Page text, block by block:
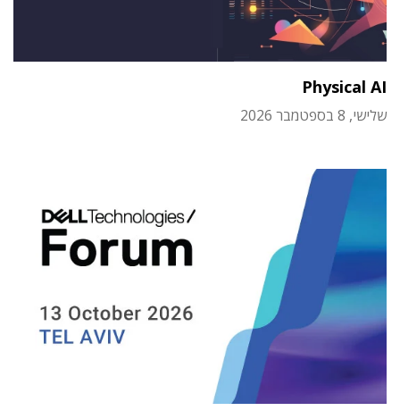
Physical AI
שלישי, 8 בספטמבר 2026